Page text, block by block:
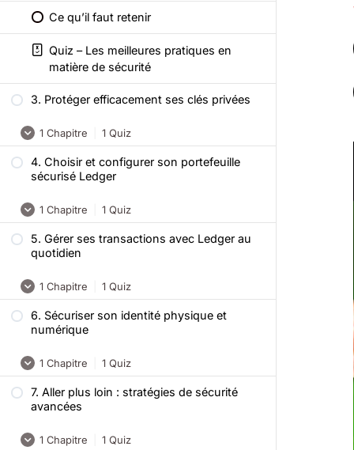
Ce qu’il faut retenir
Quiz – Les meilleures pratiques en
matière de sécurité
3. Protéger efficacement ses clés privées
1 Chapitre 1 Quiz
Ce qu’il faut retenir
sécuriser ses clés privées
4. Choisir et configurer son portefeuille
sécurisé Ledger
1 Chapitre 1 Quiz
Ce qu’il faut retenir
son portefeuille Ledger ?
5. Gérer ses transactions avec Ledger au
quotidien
1 Chapitre 1 Quiz
Ce qu’il faut retenir
opérations quotidiennes
6. Sécuriser son identité physique et
numérique
1 Chapitre 1 Quiz
Ce qu’il faut retenir
ligne, comment protéger son identité ?
7. Aller plus loin : stratégies de sécurité
avancées
1 Chapitre 1 Quiz